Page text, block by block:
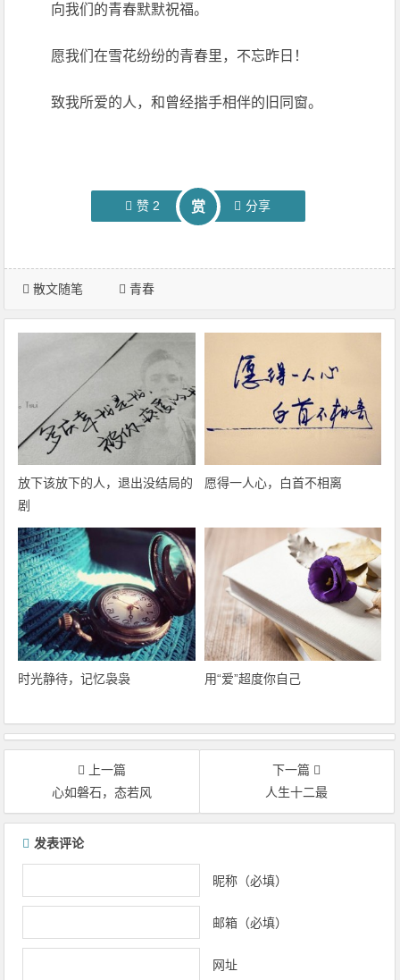
向我们的青春默默祝福。
愿我们在雪花纷纷的青春里，不忘昨日！
致我所爱的人，和曾经揩手相伴的旧同窗。
赞 2 赏 分享
散文随笔 青春
放下该放下的人，退出没结局的
剧
愿得一人心，白首不相离
时光静待，记忆袅袅 用“爱”超度你自己
上一篇
心如磐石，态若风
下一篇
人生十二最
文章导航
发表评论
昵称（必填）
邮箱（必填）
网址